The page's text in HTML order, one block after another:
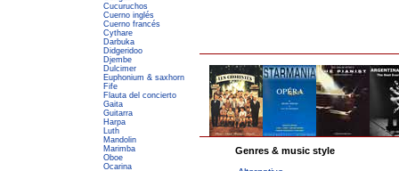
Cucuruchos
Cuerno inglés
Cuerno francés
Cythare
Darbuka
Didgeridoo
Djembe
Dulcimer
Euphonium & saxhorn
Fife
Flauta del concierto
Gaita
Guitarra
Harpa
Luth
Mandolin
Marimba
Oboe
Ocarina
Genres & music style